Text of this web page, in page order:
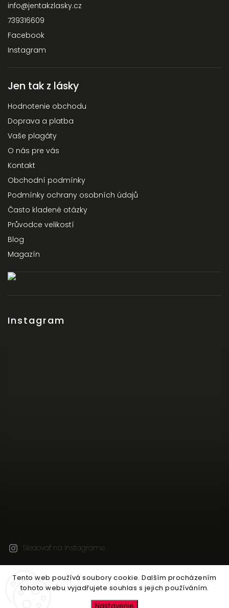
Tento web používá soubory cookie. Dalším procházením
tohoto webu vyjadřujete souhlas s jejich používáním.
info@jentakzlasky.cz
739316609
Facebook
Instagram
Jen tak z lásky
Hodnotenie obchodu
Doprava a platba
Vaše plagáty
O nás pre vás
Kontakt
Obchodní podmínky
Podmínky ochrany osobních údajů
Často kladené otázky
Průvodce velikostí
Blog
Magazín
Instagram
Sledovať na Instagrame
Copyright 2026JEN TAK Z LÁSKY. Všetky práva
vyhradené.
Upraviť nastavenie cookies